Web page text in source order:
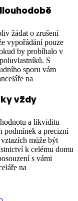
žádat o zrušení
vypořádání pouze
by probíhalo v
S
sporu vám
na
vždy
a likviditu
podmínek a precizní
může být
k celému domu
s vámi
na